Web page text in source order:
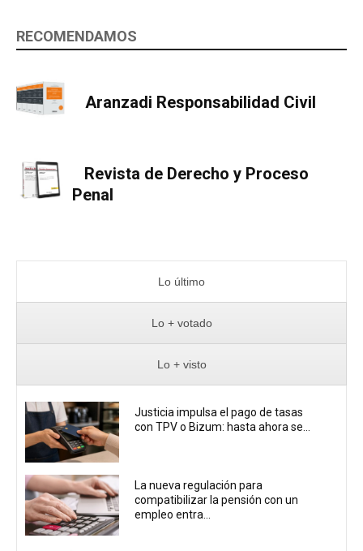
RECOMENDAMOS
Aranzadi Responsabilidad Civil
Revista de Derecho y Proceso
Penal
Lo último
Lo + votado
Lo + visto
Justicia impulsa el pago de tasas
con TPV o Bizum: hasta ahora se...
La nueva regulación para
compatibilizar la pensión con un
empleo entra...